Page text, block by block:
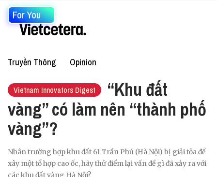
For You
Truyền Thông Opinion
Vietnam Innovators Digest
“Khu đất
vàng” có làm nên “thành phố
vàng”?
Nhân trường hợp khu đất 61 Trần Phú (Hà Nội) bị giải tỏa để
xây một tổ hợp cao ốc, hãy thử điểm lại vấn đề gì đã xảy ra với
các khu đất vàng Hà Nội?